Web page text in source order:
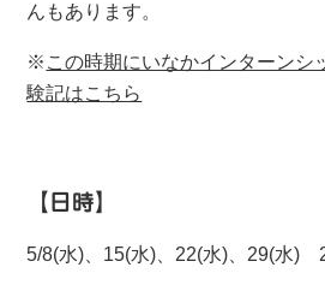
んもあります。
※ この時期にいなかインターンシ
験記はこちら
【日時】
5/8(水)、15(水)、22(水)、29(水)